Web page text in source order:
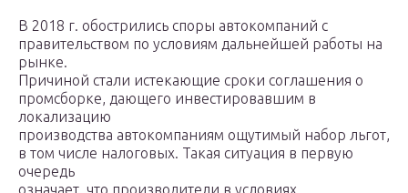
В 2018 г. обострились споры автокомпаний с
правительством по условиям дальнейшей работы на
рынке.
Причиной стали истекающие сроки соглашения о
промсборке, дающего инвестировавшим в
локализацию
производства автокомпаниям ощутимый набор льгот,
в том числе налоговых. Такая ситуация в первую
очередь
означает, что производители в условиях